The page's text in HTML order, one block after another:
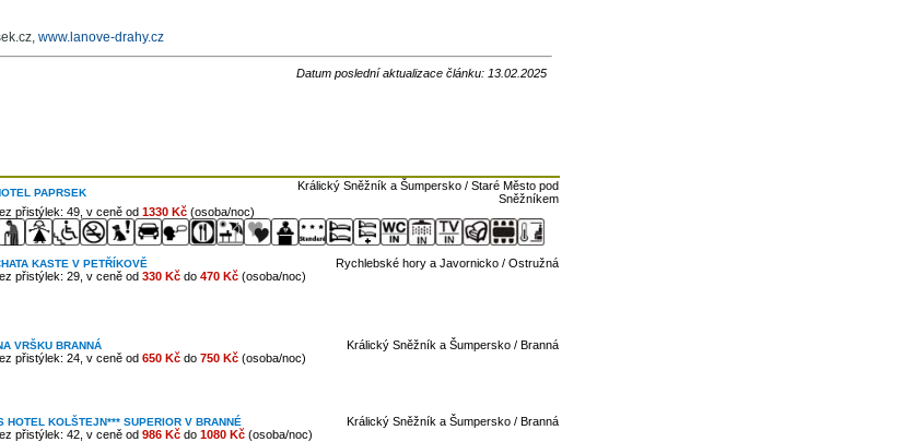
www.lanove-drahy.cz
Datum poslední aktualizace článku: 13.02.2025
PAPRSEK
Králický Sněžník a Šumpersko / Staré Město pod
Sněžníkem
přistýlek: 49, v ceně od 1330 Kč(osoba/noc)
KASTE V PETŘÍKOVĚ
Rychlebské hory a Javornicko / Ostružná
přistýlek: 29, v ceně od 330 Kčdo 470 Kč(osoba/noc)
VRŠKU BRANNÁ
Králický Sněžník a Šumpersko / Branná
přistýlek: 24, v ceně od 650 Kčdo 750 Kč(osoba/noc)
HOTEL KOLŠTEJN*** SUPERIOR V BRANNÉ
Králický Sněžník a Šumpersko / Branná
přistýlek: 42, v ceně od 986 Kčdo 1080 Kč(osoba/noc)